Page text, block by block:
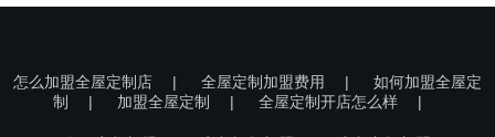
怎么加盟全屋定制店 | 全屋定制加盟费用 |
如何加盟全屋定
制
| 加盟全屋定制 | 全屋定制开店怎么样 |